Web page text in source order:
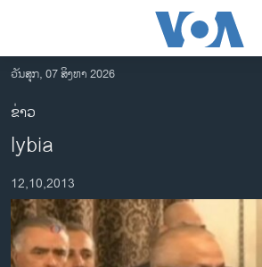
ເຂົ້າ
ຫາ
ຂ້າມ
ຂ້າມ
ໄປ
ຫາ
ຊອກ
ຄົ້ນ
ອາເມຣິກາ
ການເລືອກຕັ້ງ ປະທານາທີບໍດີ ສະຫະລັດ 2024
ຂ່າວ​ຈີນ
ໂລກ
ວັນສຸກ, 07 ສິງຫາ 2026
ຂ່າວ
lybia
12,10,2013